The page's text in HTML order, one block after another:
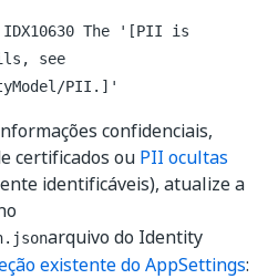
The '[PII is
see
PII.]'
confidenciais,
certificados ou PII ocultas
identificáveis), atualize a
arquivo do Identity
existente do AppSettings: